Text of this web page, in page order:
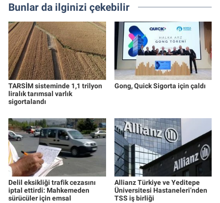
Bunlar da ilginizi çekebilir
TARSİM sisteminde 1,1 trilyon
liralık tarımsal varlık
sigortalandı
Gong, Quick Sigorta için çaldı
Delil eksikliği trafik cezasını
iptal ettirdi: Mahkemeden
sürücüler için emsal
Allianz Türkiye ve Yeditepe
Üniversitesi Hastaneleri’nden
TSS iş birliği